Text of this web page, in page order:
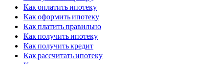
Как оплатить ипотеку
Как оформить ипотеку
Как платить правильно
Как получить ипотеку
Как получить кредит
Как рассчитать ипотеку